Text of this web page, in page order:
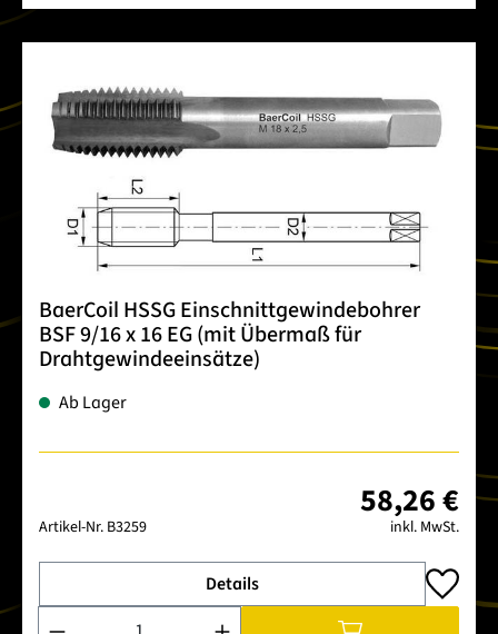
BaerCoil HSSG Einschnittgewindebohrer
BSF 9/16 x 16 EG (mit Übermaß für
Drahtgewindeeinsätze)
Ab Lager
Artikel-Nr. B3259
58,26 €
inkl. MwSt.
Details
Produkt Anzahl: Gib den gewünschten Wert ein oder